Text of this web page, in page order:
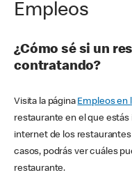
Empleos
¿Cómo sé si un
contratando?
Visita la página Empleos en
restaurante en el que estás
internet de los restaurantes
casos, podrás ver cuáles
restaurante.